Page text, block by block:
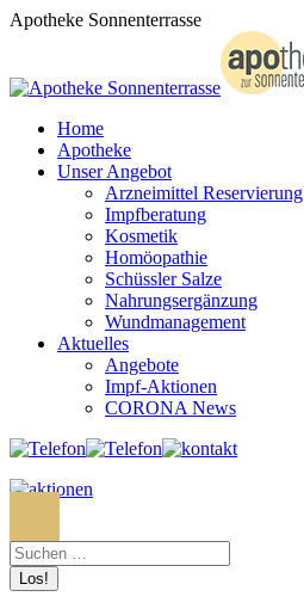
Zum
Apotheke Sonnenterrasse
Home
Apotheke
Unser Angebot
Arzneimittel Reservierung
Impfberatung
Kosmetik
Homöopathie
Schüssler Salze
Nahrungsergänzung
Wundmanagement
Aktuelles
Angebote
Impf-Aktionen
CORONA News